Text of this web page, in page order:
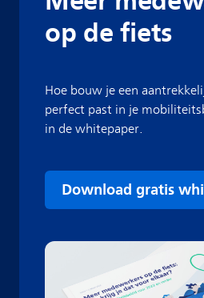
op de fiets
Hoe bouw je een
perfect past in je
in de whitepaper.
Download gratis